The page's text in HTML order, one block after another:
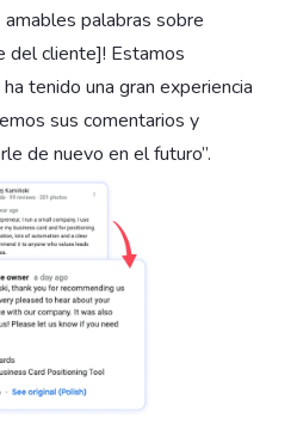
amables palabras sobre
del cliente]! Estamos
tenido una gran experiencia
sus comentarios y
de nuevo en el futuro”.